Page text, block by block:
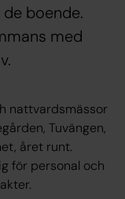
boende.
med
nattvardsmässor
Tuvängen,
året runt.
för personal och